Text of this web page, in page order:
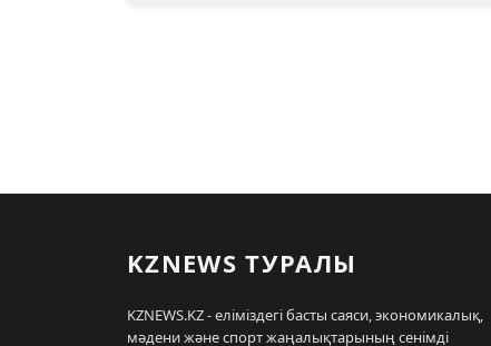
KZNEWS ТУРАЛЫ
KZNEWS.KZ - еліміздегі басты саяси, экономикалық,
мәдени және спорт жаңалықтарының сенімді